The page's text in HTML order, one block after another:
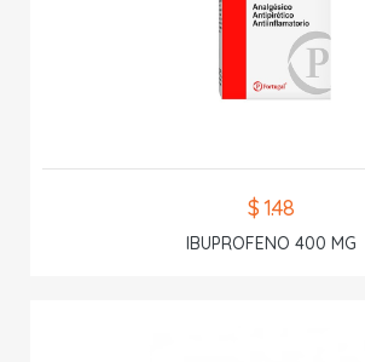
$ 1.48
IBUPROFENO 400 MG